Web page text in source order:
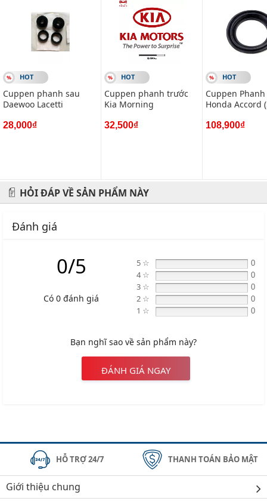
-------------------------------------------------------
VIETPARTS - Thương hiệu 20 năm về cung cấp phụ tùng,
phụ kiện và phụ gia xe hơi.
Địa chỉ: 434 Trần Khát Chân- Hai Bà Trưng- Hà Nội
Hotline: 0945 333 777
HOT
Cuppen phanh sau
Daewoo Lacetti
28,000₫
HOT
Cuppen phanh trước
Kia Morning
32,500₫
HOT
Cuppen
Honda Accord
108,900₫
HỎI ĐÁP VỀ SẢN PHẨM NÀY
Đánh giá
0/5
Có 0 đánh giá
5 ☆ 0
4 ☆ 0
3 ☆ 0
2 ☆ 0
1 ☆ 0
Bạn nghĩ sao về sản phẩm này?
ĐÁNH GIÁ NGAY
HỖ TRỢ 24/7 THANH TOÁN BẢO MẬT
Giới thiệu chung